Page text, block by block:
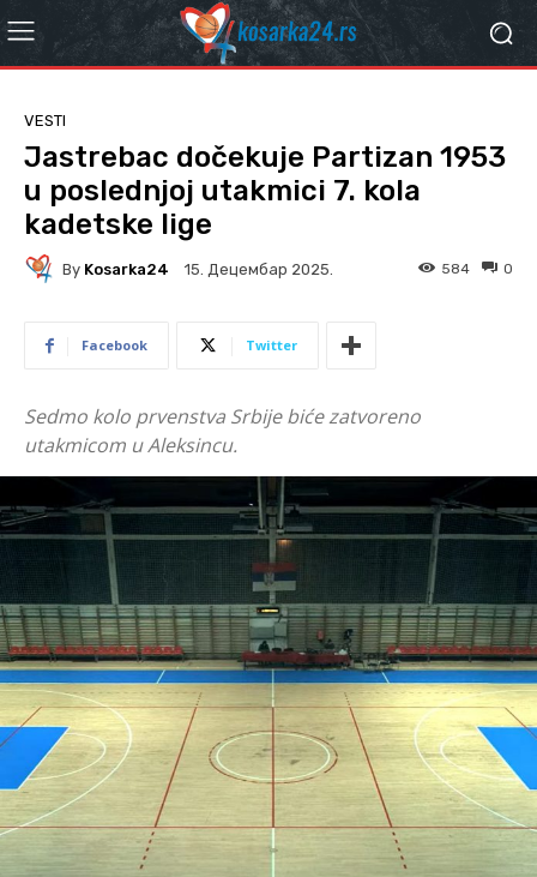
VESTI
Jastrebac dočekuje Partizan 1953
u poslednjoj utakmici 7. kola
kadetske lige
By Kosarka24 15. Децембар 2025. 0
584
Facebook Twitter
Sedmo kolo prvenstva Srbije biće zatvoreno
utakmicom u Aleksincu.